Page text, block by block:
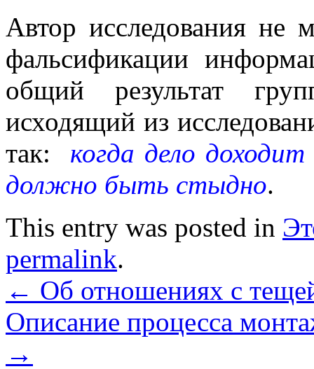
Автор исследования не
фальсификации
общий результат
исходящий из
так: когда дело
должно быть стыдно.
This entry was posted in
permalink.
← Об отношениях с
Описание процесса
→